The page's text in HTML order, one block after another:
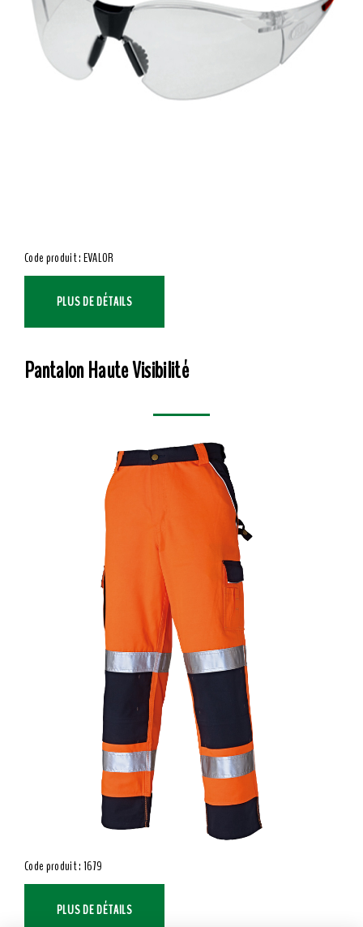
Code produit : EVALOR
PLUS DE DÉTAILS
Pantalon Haute Visibilité
Code produit : 1679
PLUS DE DÉTAILS